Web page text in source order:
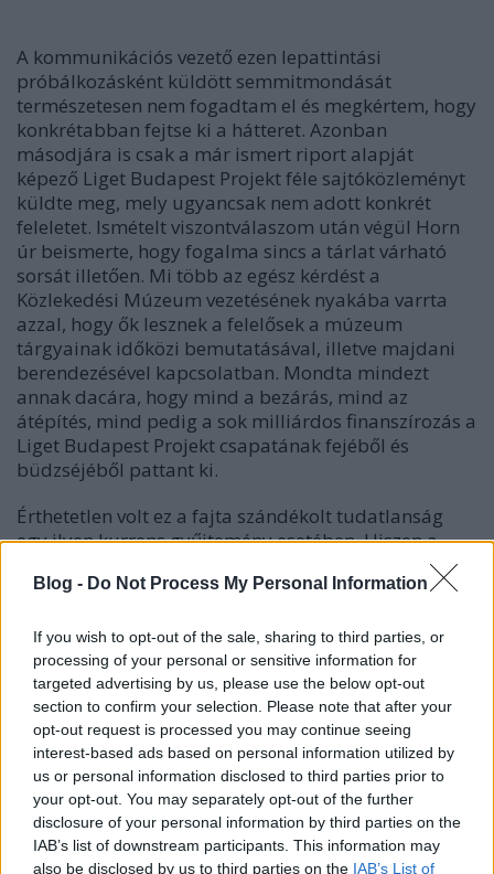
Blog - Do Not Process My Personal Information
If you wish to opt-out of the sale, sharing to third parties, or
processing of your personal or sensitive information for
targeted advertising by us, please use the below opt-out
section to confirm your selection. Please note that after your
opt-out request is processed you may continue seeing
interest-based ads based on personal information utilized by
us or personal information disclosed to third parties prior to
your opt-out. You may separately opt-out of the further
disclosure of your personal information by third parties on the
IAB’s list of downstream participants. This information may
also be disclosed by us to third parties on the IAB’s List of
A kommunikációs vezető ezen lepattintási
próbálkozásként küldött semmitmondását
természetesen nem fogadtam el és megkértem, hogy
konkrétabban fejtse ki a hátteret. Azonban
másodjára is csak a már ismert riport alapját
képező Liget Budapest Projekt féle sajtóközleményt
küldte meg, mely ugyancsak nem adott konkrét
feleletet. Ismételt viszontválaszom után végül Horn
úr beismerte, hogy fogalma sincs a tárlat várható
sorsát illetően. Mi több az egész kérdést a
Közlekedési Múzeum vezetésének nyakába varrta
azzal, hogy ők lesznek a felelősek a múzeum
tárgyainak időközi bemutatásával, illetve majdani
berendezésével kapcsolatban. Mondta mindezt
annak dacára, hogy mind a bezárás, mind az
átépítés, mind pedig a sok milliárdos finanszírozás a
Liget Budapest Projekt csapatának fejéből és
büdzséjéből pattant ki.
Érthetetlen volt ez a fajta szándékolt tudatlanság
egy ilyen kurrens gyűjtemény esetében. Hiszen a
kiállított tárgyak legnagyobb részét - természetüknél
Budapest tele van erre alkalmas ipari csarnokokkal,
telepekkel, remízekkel. Épp csak megfelelő
előkészület kellene (kellett volna) hozzá.
Van aki pl. a napokban bontani kezdett vizivárosi
Melegpörgetőtemlítette, mint ideiglenes kiállításra
alkalmas ingatlant, mások a MÁV felhagyott
kőbányaijárműjavítójáttartanák megfelelőnek, de
még a leg kívülállóbbaknak is számos üresen pangó
telep vagy csarnok ugrana be, mint ideiglenes, de
ideális helyszín a Közlekedési Múzeum leginkább